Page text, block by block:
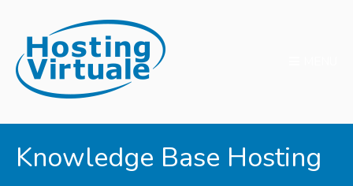
Knowledge Base Hosting